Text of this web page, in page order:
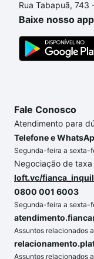
o imóvel dos
conforto. Loft,
Rua Tabapuã, 743
Baixe nosso app
Fale Conosco
Atendimento para
Telefone e
Segunda-feira a sexta-
Negociação de
loft.vc/
0800 001 6003
Segunda-feira a sexta-
Assuntos relacionados
Assuntos relacionados